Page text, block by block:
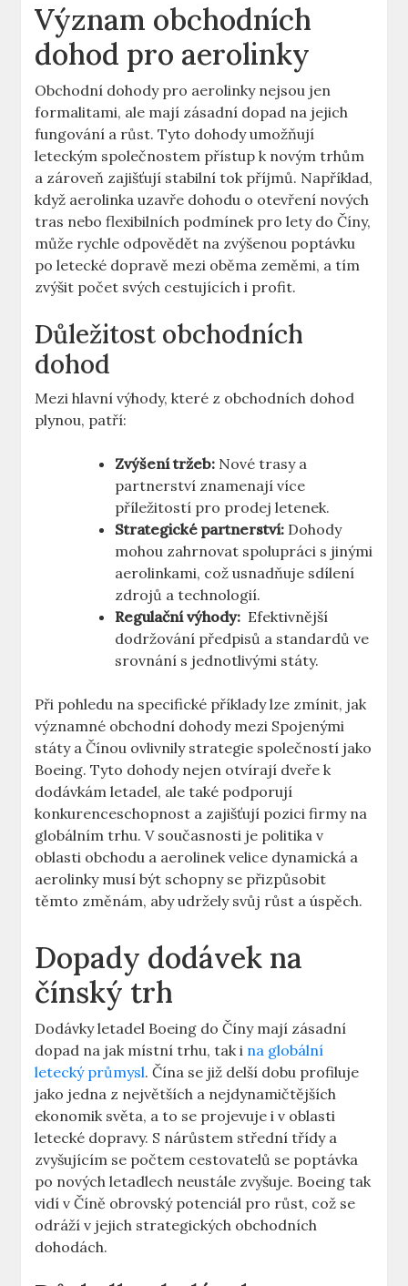
Význam obchodních ​
dohod‍ pro aerolinky
Obchodní dohody pro​ aerolinky nejsou jen
formalitami, ale mají zásadní dopad na jejich
fungování ‌a růst. Tyto dohody umožňují
leteckým společnostem přístup k novým⁣ trhům
a zároveň ⁣zajišťují stabilní tok příjmů. Například,
když aerolinka uzavře⁤ dohodu o otevření nových
tras nebo⁤ flexibilních podmínek ⁤pro lety do Číny,⁤
může rychle odpovědět na zvýšenou poptávku
po letecké dopravě​ mezi oběma zeměmi, ​a tím
⁢zvýšit počet svých‌ cestujících i profit.
Důležitost obchodních
dohod
Mezi hlavní⁣ výhody, které z obchodních dohod
plynou,⁢ patří:
Zvýšení tržeb: Nové trasy a
partnerství znamenají více
příležitostí pro prodej letenek.
Strategické partnerství: Dohody
mohou zahrnovat spolupráci s jinými
aerolinkami, což usnadňuje sdílení
zdrojů ‌a technologií.
Regulační výhody: ‍ Efektivnější
dodržování předpisů a standardů ve
srovnání s jednotlivými státy.
Při pohledu na specifické příklady lze ⁢zmínit, ⁤jak
významné obchodní dohody mezi ‌Spojenými
státy a Čínou ovlivnily strategie společností jako
Boeing. Tyto dohody nejen⁢ otvírají dveře k ​
dodávkám letadel, ‍ale také podporují
konkurenceschopnost a zajišťují pozici firmy na
globálním trhu. V současnosti je politika v
oblasti obchodu ​a‍ aerolinek velice dynamická a
⁤aerolinky ⁢musí být schopny se přizpůsobit
těmto ‌změnám, aby udržely svůj růst a úspěch.
Dopady ​dodávek na
čínský trh
Dodávky letadel Boeing do Číny mají ‍zásadní
dopad ⁤na jak místní trhu, tak i na globální
letecký průmysl. Čína​ se již ‌delší dobu profiluje
jako ‍jedna z ​největších a nejdynamičtějších
ekonomik světa, a to ​se projevuje i⁣ v oblasti
letecké dopravy. S nárůstem střední třídy⁢ a
zvyšujícím se počtem‌ cestovatelů se poptávka⁤
po nových letadlech​ neustále zvyšuje. ⁤Boeing tak
vidí v Číně obrovský⁢ potenciál pro růst, což ⁣se ​
odráží ‍v jejich ​strategických obchodních
dohodách.